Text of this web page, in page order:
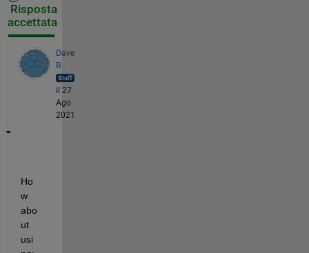
Risposta
accettata
Dave
B
il 27
Ago
2021
Ho
w
abo
ut
usi